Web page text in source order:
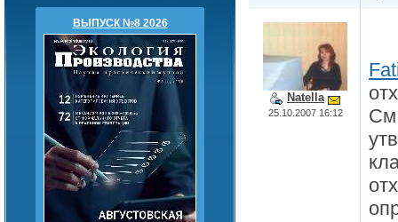
ВЫПУСК №8 2026
Natella
25.10.2007 16:12